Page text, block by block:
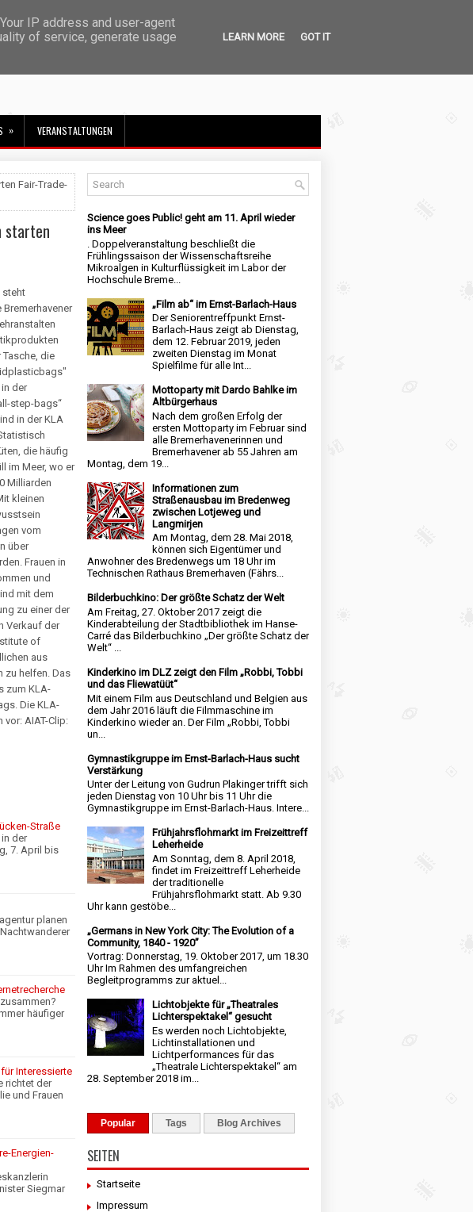
» VERANSTALTUNGEN
Fair-Trade-
starten
steht
die
der
step-bags“
in der KLA
die häufig
im Meer, wo er
Milliarden
kleinen
vom
über
Frauen in
und
mit dem
zu einer der
Verkauf der
of
aus
zu helfen. Das
zum KLA-
Die KLA-
AIAT-Clip:
Straße
der
7. April bis
planen
häufiger
Interessierte
richtet der
und Frauen
Energien-
Siegmar
Science goes Public! geht am 11. April wieder
ins Meer
. Doppelveranstaltung beschließt die
Frühlingssaison der Wissenschaftsreihe
Mikroalgen in Kulturflüssigkeit im Labor der
Hochschule Breme...
„Film ab“ im Ernst-Barlach-Haus
Der Seniorentreffpunkt Ernst-
Barlach-Haus zeigt ab Dienstag,
dem 12. Februar 2019, jeden
zweiten Dienstag im Monat
Spielfilme für alle Int...
Mottoparty mit Dardo Bahlke im
Altbürgerhaus
Nach dem großen Erfolg der
ersten Mottoparty im Februar sind
alle Bremerhavenerinnen und
Bremerhavener ab 55 Jahren am
Montag, dem 19...
Informationen zum
Straßenausbau im Bredenweg
zwischen Lotjeweg und
Langmirjen
Am Montag, dem 28. Mai 2018,
können sich Eigentümer und
Anwohner des Bredenwegs um 18 Uhr im
Technischen Rathaus Bremerhaven (Fährs...
Bilderbuchkino: Der größte Schatz der Welt
Am Freitag, 27. Oktober 2017 zeigt die
Kinderabteilung der Stadtbibliothek im Hanse-
Carré das Bilderbuchkino „Der größte Schatz der
Welt“ ...
Kinderkino im DLZ zeigt den Film „Robbi, Tobbi
und das Fliewatüüt“
Mit einem Film aus Deutschland und Belgien aus
dem Jahr 2016 läuft die Filmmaschine im
Kinderkino wieder an. Der Film „Robbi, Tobbi
un...
Gymnastikgruppe im Ernst-Barlach-Haus sucht
Verstärkung
Unter der Leitung von Gudrun Plakinger trifft sich
jeden Dienstag von 10 Uhr bis 11 Uhr die
Gymnastikgruppe im Ernst-Barlach-Haus. Intere...
Frühjahrsflohmarkt im Freizeittreff
Leherheide
Am Sonntag, dem 8. April 2018,
findet im Freizeittreff Leherheide
der traditionelle
Frühjahrsflohmarkt statt. Ab 9.30
Uhr kann gestöbe...
„Germans in New York City: The Evolution of a
Community, 1840 - 1920”
Vortrag: Donnerstag, 19. Oktober 2017, um 18.30
Uhr Im Rahmen des umfangreichen
Begleitprogramms zur aktuel...
Lichtobjekte für „Theatrales
Lichterspektakel“ gesucht
Es werden noch Lichtobjekte,
Lichtinstallationen und
Lichtperformances für das
„Theatrale Lichterspektakel“ am
28. September 2018 im...
Popular Tags Blog Archives
SEITEN
Startseite
Impressum
IP address and user-agent
of service, generate usage
LEARN MORE GOT IT